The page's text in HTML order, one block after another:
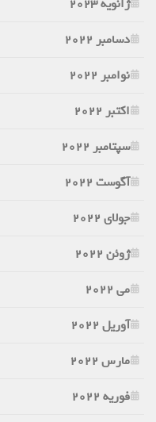
ژانویه 2023
دسامبر 2022
نوامبر 2022
اکتبر 2022
سپتامبر 2022
آگوست 2022
جولای 2022
ژوئن 2022
می 2022
آوریل 2022
مارس 2022
فوریه 2022